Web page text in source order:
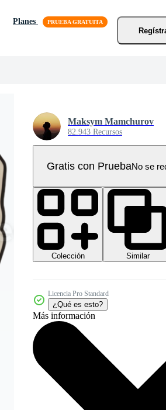
Planes
Maksym Mamchurov
82.943 Recursos
Gratis con PruebaNo se
Colección
Similar
Licencia Pro Standard
¿Qué es esto?
Más información